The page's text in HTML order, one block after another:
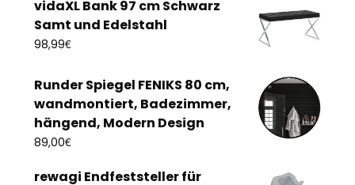
vidaXL Bank 97 cm Schwarz
Samt und Edelstahl
98,99€
Runder Spiegel FENIKS 80 cm,
wandmontiert, Badezimmer,
hängend, Modern Design
89,00€
rewagi Endfeststeller für